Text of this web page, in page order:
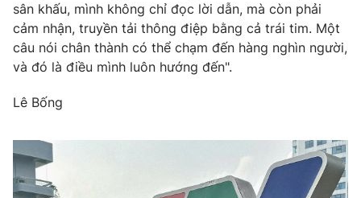
sân khấu, mình không chỉ đọc lời dẫn, mà còn phải
cảm nhận, truyền tải thông điệp bằng cả trái tim. Một
câu nói chân thành có thể chạm đến hàng nghìn người,
và đó là điều mình luôn hướng đến".
Lê Bống